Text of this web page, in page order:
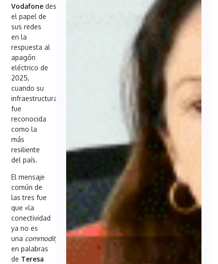
Vodafonedestacó
el papel de
sus redes
en la
respuesta al
apagón
eléctrico de
2025,
cuando su
infraestructura
fue
reconocida
como la
más
resiliente
del país.
El mensaje
común de
las tres fue
que «la
conectividad
ya no es
una commodity
en palabras
de Teresa